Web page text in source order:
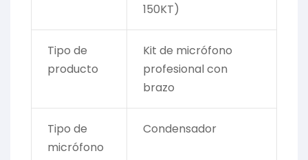
150KT)
Tipo de
producto
Kit de micrófono
profesional con
brazo
Tipo de
micrófono
Condensador